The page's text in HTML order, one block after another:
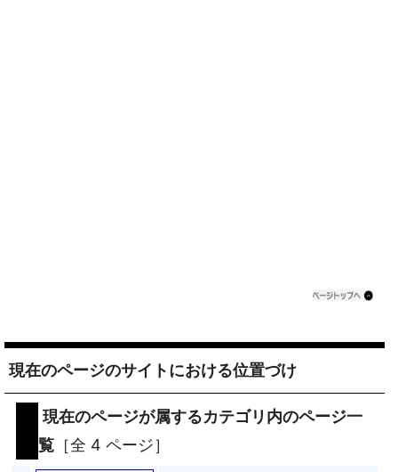
現在のページのサイトにおける位置づけ
現在のページが属するカテゴリ内のページ一
覧 ［全 4 ページ］